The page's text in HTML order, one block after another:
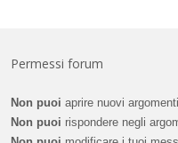
Permessi forum
Non puoi aprire nuovi argomenti
Non puoi rispondere negli